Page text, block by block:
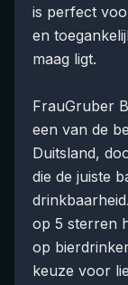
is perfect
en
maag ligt.
FrauGruber
een van de
Duitsland,
die de juiste
op 5 sterren
op
keuze voor